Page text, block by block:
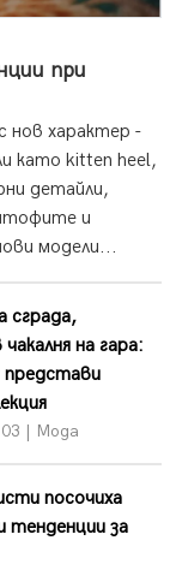
при
нов характер -
като kitten heel,
детайли,
и
модели...
сграда,
на гара:
| Мода
посочиха
тенденции за